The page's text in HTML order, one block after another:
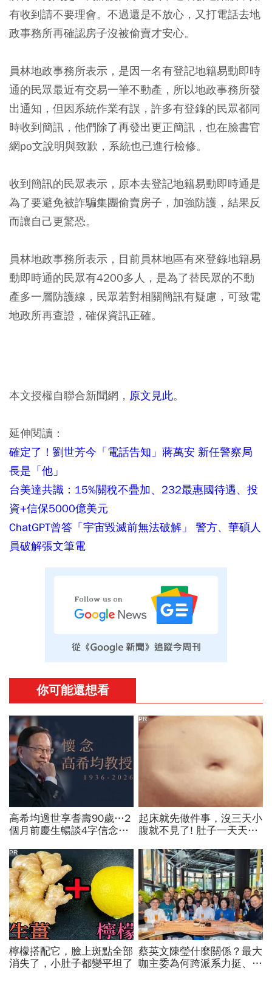
有收到請不要理會。不過還是不放心，又打電話去地
政事務所再確認房子沒被偷賣才安心。
員林地政事務所表示，是因一名有登記地籍易動即時
通的民眾最近有交易一筆不動產，所以地政事務所發
出通知，但因系統作業有誤，許多有登錄的民眾都同
時收到簡訊，他們除了再發出更正簡訊，也在臉書官
網po文說明與致歉，系統也已進行檢修。
收到簡訊的民眾表示，原本去登記地籍易動即時通是
為了要避免被詐騙集團偷賣房子，加強防護，結果反
而讓自己更驚恐。
員林地政事務所表示，目前員林地區有來登錄地籍易
動即時通的民眾有4200多人，是為了替民眾的不動
產多一層防護線，民眾若對相關簡訊有疑慮，可致電
地政所再查證，確保資訊正確。
本文授權自聯合新聞網， 原文見此。
延伸閱讀：
確定了！劉世芳今「電話告知」蔣萬安 新任警察局
長是「他」
台美達共識：15%關稅不疊加、232最惠國待遇、投
資+信保5000億美元
ChatGPT曾答「宇宙毀滅前無法破解」 警方、華碩人
員破解張文筆電